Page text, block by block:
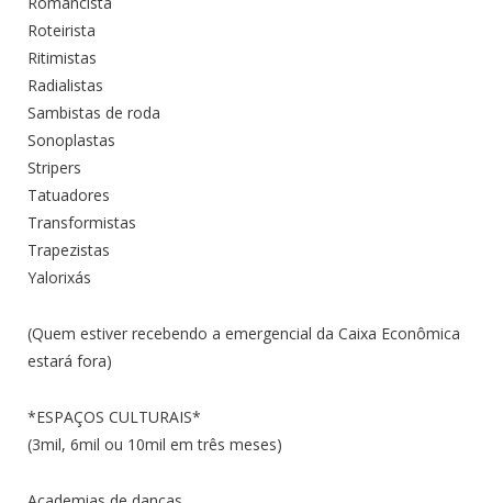
Roteirista
Ritimistas
Radialistas
Sambistas de roda
Sonoplastas
Stripers
Tatuadores
Transformistas
Trapezistas
Yalorixás
(Quem estiver recebendo a emergencial da Caixa Econômica
estará fora)
*ESPAÇOS CULTURAIS*
(3mil, 6mil ou 10mil em três meses)